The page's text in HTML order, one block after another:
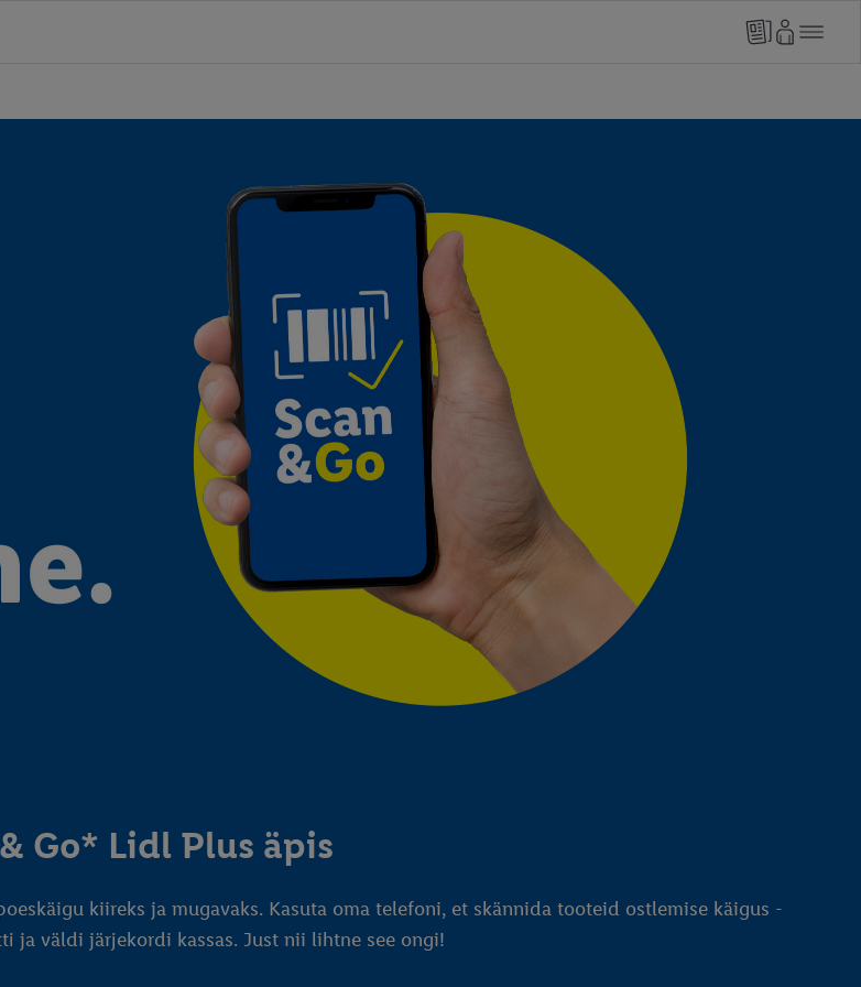
Go* Lidl Plus äpis
kiireks ja mugavaks. Kasuta oma telefoni, et skännida tooteid ostlemise käigus -
ja väldi järjekordi kassas. Just nii lihtne see ongi!